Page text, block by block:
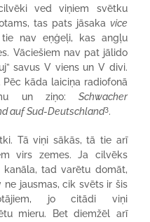
ved viņiem svētku
tas pats jāsaka vice
nav eņģeļi, kas angļu
Vāciešiem nav pat jālido
savus V viens un V divi.
Pēc kāda laiciņa radiofonā
un ziņo: Schwacher
auf Sud-Deutschland3.
Tā viņi sākās, tā tie arī
virs zemes. Ja cilvēks
tad varētu domāt,
jausmas, cik svēts ir šis
jo citādi viņi
mieru. Bet diemžēl arī